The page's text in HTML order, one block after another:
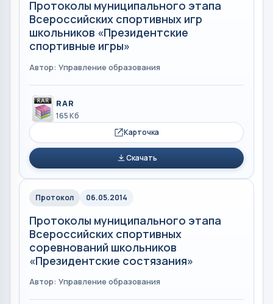
Протоколы муниципального этапа
Всероссийских спортивных игр
школьников «Президентские
спортивные игры»
Автор: Управление образования
RAR
165 Кб
Карточка
Скачать
Протокол 06.05.2014
Протоколы муниципального этапа
Всероссийских спортивных
соревнований школьников
«Президентские состязания»
Автор: Управление образования